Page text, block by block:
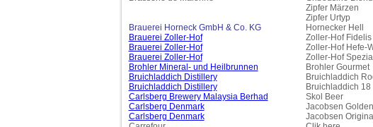
Zipfer Märzen
Zipfer Urtyp
Brauerei Horneck GmbH & Co. KG
Hornecker Hell
Brauerei Zoller-Hof
Zoller-Hof
Brauerei Zoller-Hof
Zoller-Hof Hefe-
Brauerei Zoller-Hof
Zoller-Hof
Brohler Mineral- und Heilbrunnen
Brohler Gourmet
Bruichladdich Distillery
Bruichladdich
Bruichladdich Distillery
Bruichladdich 18
Carlsberg Brewery Malaysia Berhad
Skol Beer
Carlsberg Denmark
Jacobsen
Carlsberg Denmark
Jacobsen